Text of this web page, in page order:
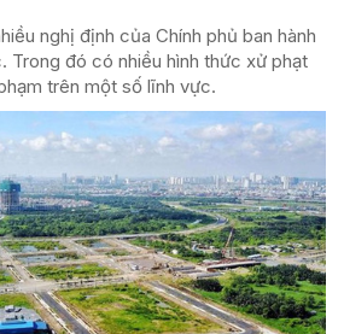
nghị định của Chính phủ ban hành
Trong đó có nhiều hình thức xử phạt
trên một số lĩnh vực.